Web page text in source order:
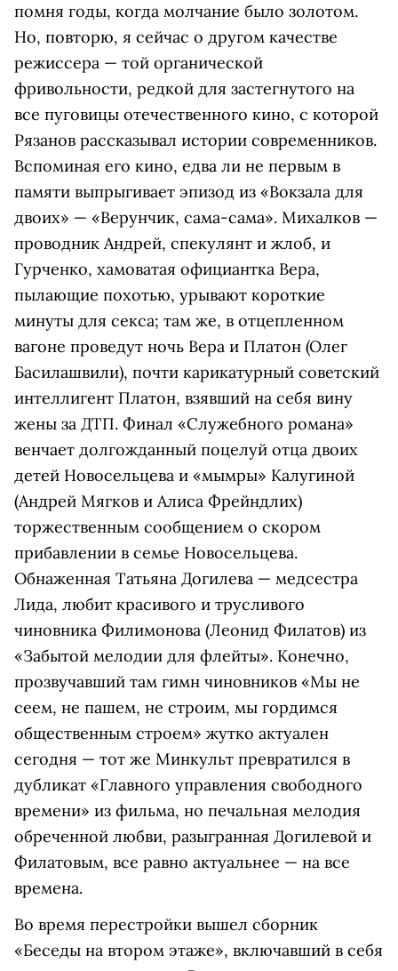
помня годы, когда молчание было золотом.
Но, повторю, я сейчас о другом качестве
режиссера — той органической
фривольности, редкой для застегнутого на
все пуговицы отечественного кино, с которой
Рязанов рассказывал истории современников.
Вспоминая его кино, едва ли не первым в
памяти выпрыгивает эпизод из «Вокзала для
двоих» — «Верунчик, сама-сама». Михалков —
проводник Андрей, спекулянт и жлоб, и
Гурченко, хамоватая официантка Вера,
пылающие похотью, урывают короткие
минуты для секса; там же, в отцепленном
вагоне проведут ночь Вера и Платон (Олег
Басилашвили), почти карикатурный советский
интеллигент Платон, взявший на себя вину
жены за ДТП. Финал «Служебного романа»
венчает долгожданный поцелуй отца двоих
детей Новосельцева и «мымры» Калугиной
(Андрей Мягков и Алиса Фрейндлих)
торжественным сообщением о скором
прибавлении в семье Новосельцева.
Обнаженная Татьяна Догилева — медсестра
Лида, любит красивого и трусливого
чиновника Филимонова (Леонид Филатов) из
«Забытой мелодии для флейты». Конечно,
прозвучавший там гимн чиновников «Мы не
сеем, не пашем, не строим, мы гордимся
общественным строем» жутко актуален
сегодня — тот же Минкульт превратился в
дубликат «Главного управления свободного
времени» из фильма, но печальная мелодия
обреченной любви, разыгранная Догилевой и
Филатовым, все равно актуальнее — на все
времена.
Во время перестройки вышел сборник
«Беседы на втором этаже», включавший в себя